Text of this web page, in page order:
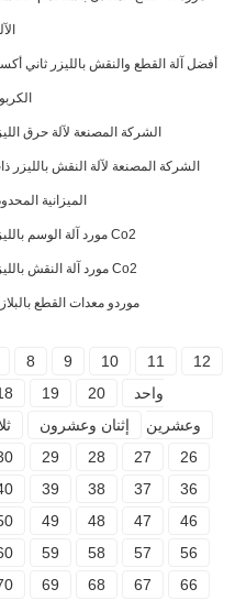
أفضل آلة القطع والنقش بالليزر ثاني
الشركة المصنعة لآلة حرق
الشركة المصنعة لآلة النقش بالليزر
الميزانية
مورد آلة الوسم بالليزر Co2
مورد آلة النقش بالليزر Co2
موردو معدات القطع
8 9 10 11
12
19 20
واحد
وعشرين
إثنان وعشرون
26
27
28
29
36
37
38
39
46
47
48
49
56
57
58
59
66
67
68
69